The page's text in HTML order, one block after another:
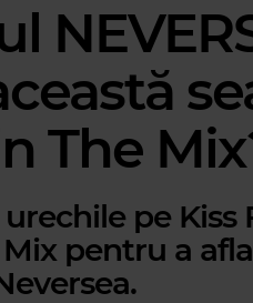
The
pe Kiss
pentru a